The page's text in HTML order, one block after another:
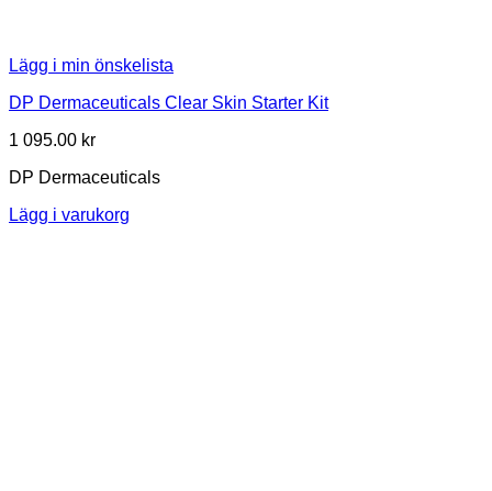
Lägg i min önskelista
DP Dermaceuticals Clear Skin Starter Kit
1 095.00 kr
DP Dermaceuticals
Lägg i varukorg